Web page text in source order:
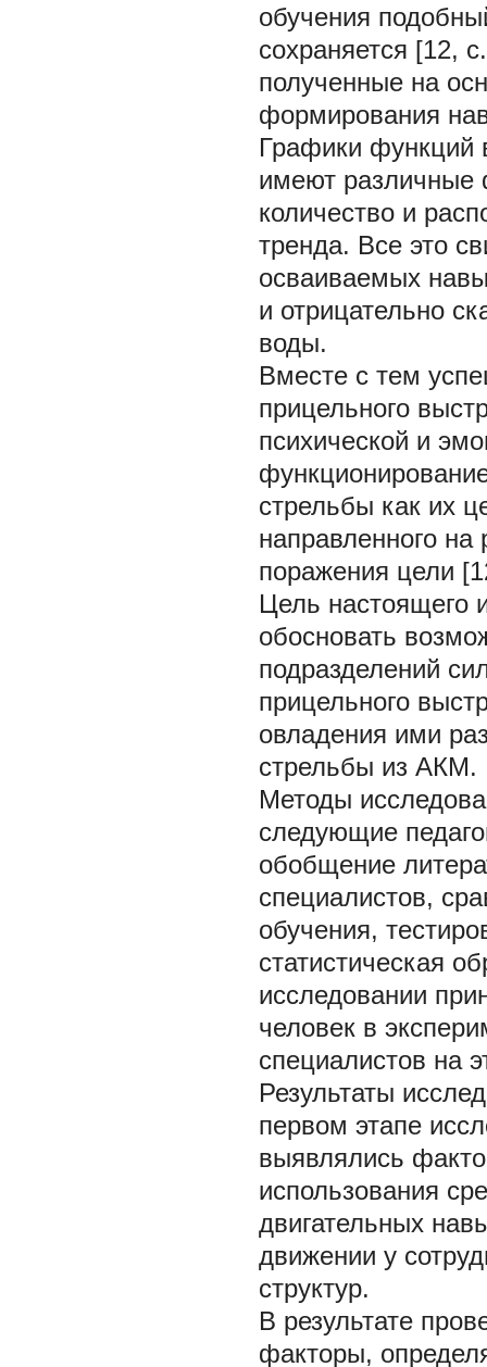
обучения
сохраняется [12,
полученные на
формирования
Графики функций
имеют различные
количество и
тренда. Все это
осваиваемых
и отрицательно
воды.
Вместе с тем
прицельного
психической и
стрельбы как их
направленного на
поражения цели
Цель настоящего
обосновать
подразделений
прицельного
овладения ими
стрельбы из АКМ.
Методы
следующие
обобщение
специалистов,
обучения,
статистическая
исследовании
человек в
специалистов на
Результаты
первом этапе
выявлялись
использования
двигательных
движении у
структур.
В результате
факторы,